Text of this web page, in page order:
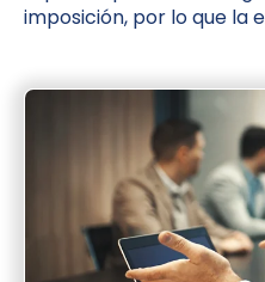
imposición, por lo que la